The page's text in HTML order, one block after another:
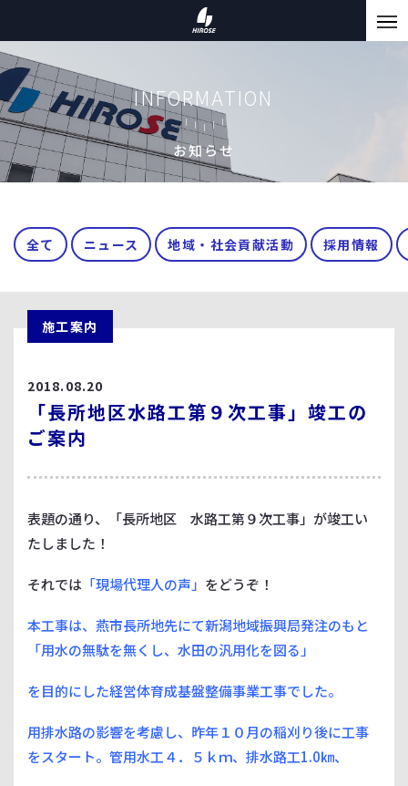
INFORMATION
お知らせ
全て ニュース 地域・社会貢献活動 採用情報
施工案内
2018.08.20
「長所地区水路工第９次工事」竣工の
ご案内
表題の通り、「長所地区 水路工第９次工事」が竣工い
たしました！
それでは 「現場代理人の声」 をどうぞ！
本工事は、燕市長所地先にて新潟地域振興局発注のもと
「用水の無駄を無くし、水田の汎用化を図る」
を目的にした経営体育成基盤整備事業工事でした。
用排水路の影響を考慮し、昨年１０月の稲刈り後に工事
をスタート。管用水工４．５ｋｍ、排水路工1.0㎞、